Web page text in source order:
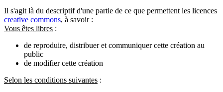
Il s'agit là du descriptif d'une partie de ce que permettent les licences
creative commons, à savoir :
Vous êtes libres :
de reproduire, distribuer et communiquer cette création au
public
de modifier cette création
Selon les conditions suivantes :